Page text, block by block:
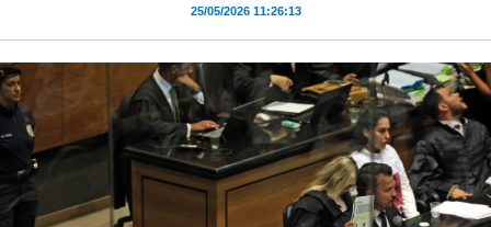
25/05/2026 11:26:13